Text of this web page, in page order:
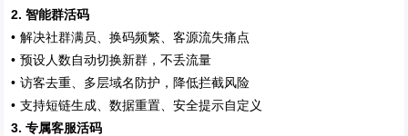
2.智能群活码
• 解决社群满员、换码频繁、客源流失痛点
• 预设人数自动切换新群，不丢流量
• 访客去重、多层域名防护，降低拦截风险
• 支持短链生成、数据重置、安全提示自定义
3.专属客服活码